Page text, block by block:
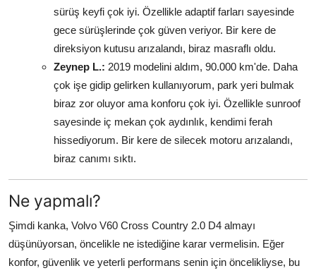
sürüş keyfi çok iyi. Özellikle adaptif farları sayesinde
gece sürüşlerinde çok güven veriyor. Bir kere de
direksiyon kutusu arızalandı, biraz masraflı oldu.
Zeynep L.: 2019 modelini aldım, 90.000 km'de. Daha
çok işe gidip gelirken kullanıyorum, park yeri bulmak
biraz zor oluyor ama konforu çok iyi. Özellikle sunroof
sayesinde iç mekan çok aydınlık, kendimi ferah
hissediyorum. Bir kere de silecek motoru arızalandı,
biraz canımı sıktı.
Ne yapmalı?
Şimdi kanka, Volvo V60 Cross Country 2.0 D4 almayı
düşünüyorsan, öncelikle ne istediğine karar vermelisin. Eğer
konfor, güvenlik ve yeterli performans senin için öncelikliyse, bu